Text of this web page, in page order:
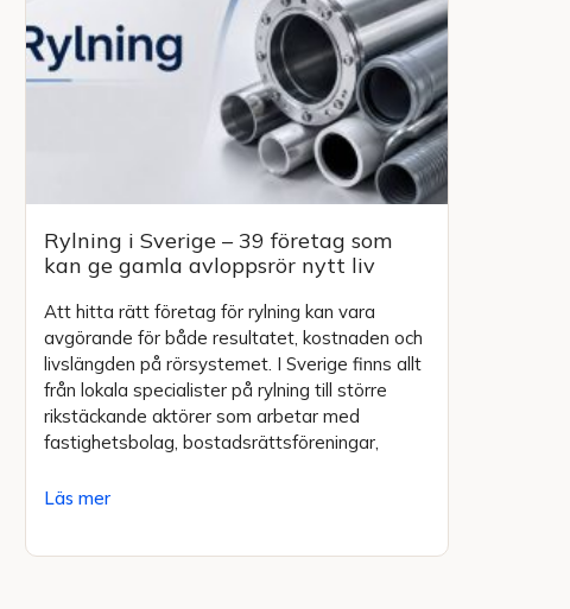
Rylning i Sverige – 39 företag som
kan ge gamla avloppsrör nytt liv
Att hitta rätt företag för rylning kan vara
avgörande för både resultatet, kostnaden och
livslängden på rörsystemet. I Sverige finns allt
från lokala specialister på rylning till större
rikstäckande aktörer som arbetar med
fastighetsbolag, bostadsrättsföreningar,
Läs mer